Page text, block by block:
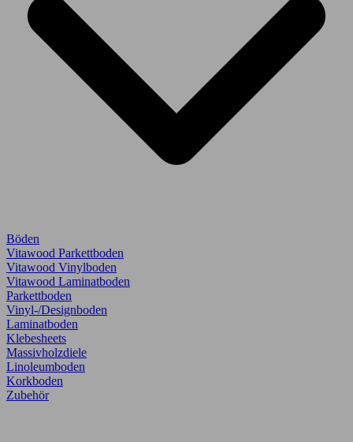
Böden
Vitawood Parkettboden
Vitawood Vinylboden
Vitawood Laminatboden
Parkettboden
Vinyl-/Designboden
Laminatboden
Klebesheets
Massivholzdiele
Linoleumboden
Korkboden
Zubehör